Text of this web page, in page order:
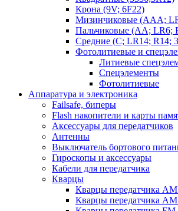
Крона (9V; 6F22)
Мизинчиковые (AAA;
Пальчиковые (AA; LR6;
Средние (C; LR14; R14;
Фотолитиевые и
Литиевые
Спецэлементы
Фотолитиевые
Аппаратура и электроника
Failsafe, биперы
Flash накопители и карты
Аксессуары для передатчиков
Антенны
Выключатель бортового
Гироскопы и аксессуары
Кабели для передатчика
Кварцы
Кварцы передатчика
Кварцы передатчика